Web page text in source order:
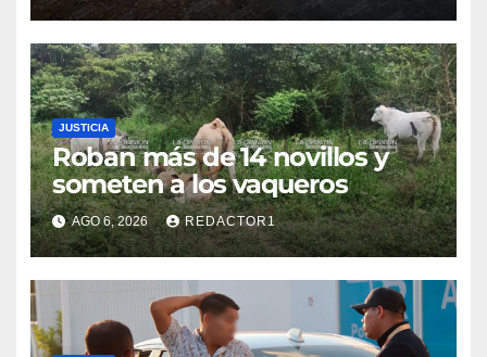
JUSTICIA
Roban más de 14 novillos y
someten a los vaqueros
AGO 6, 2026 REDACTOR1